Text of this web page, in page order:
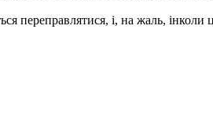
переправлятися, і, на жаль, інколи